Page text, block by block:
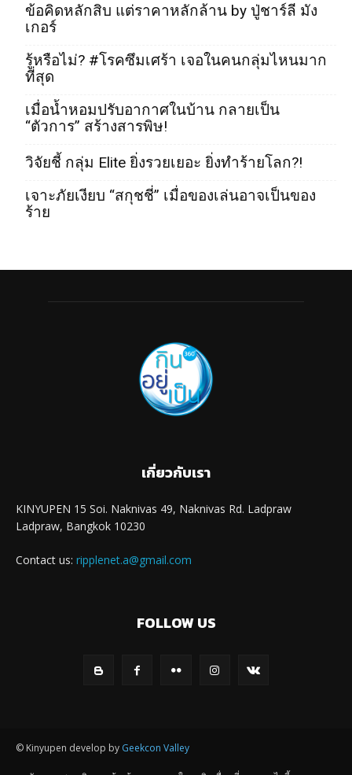
ข้อคิดหลักสิบ แต่ราคาหลักล้าน by ปู่ชาร์ลี มัง
เกอร์
รู้หรือไม่? #โรคซึมเศร้า เจอในคนกลุ่มไหนมาก
ที่สุด
เมื่อน้ำหอมปรับอากาศในบ้าน กลายเป็น
“ตัวการ” สร้างสารพิษ!
วิจัยชี้ กลุ่ม Elite ยิ่งรวยเยอะ ยิ่งทำร้ายโลก?!
เจาะภัยเงียบ “สกุชชี่” เมื่อของเล่นอาจเป็นของ
ร้าย
เกี่ยวกับเรา
KINYUPEN 15 Soi. Naknivas 49, Naknivas Rd. Ladpraw
Ladpraw, Bangkok 10230
Contact us: ripplenet.a@gmail.com
FOLLOW US
© Kinyupen develop by Geekcon Valley